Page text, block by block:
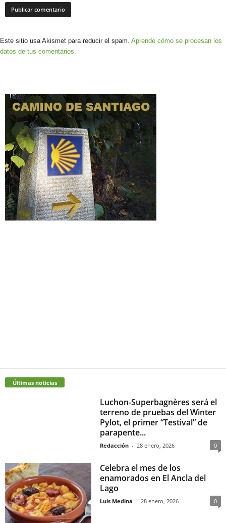
Este sitio usa Akismet para reducir el spam. Aprende cómo se procesan los
datos de tus comentarios.
Últimas noticias
Luchon-Superbagnères será el
terreno de pruebas del Winter
Pylot, el primer “Testival” de
parapente...
Redacción - 28 enero, 2026 0
Celebra el mes de los
enamorados en El Ancla del
Lago
Luis Medina - 28 enero, 2026 0